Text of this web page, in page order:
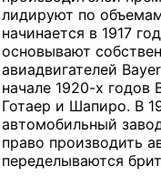
лидируют по
начинается в 1917
основывают
авиадвигателей
начале 1920-х годов
Готаер и Шапиро. В
автомобильный
право производить
переделываются